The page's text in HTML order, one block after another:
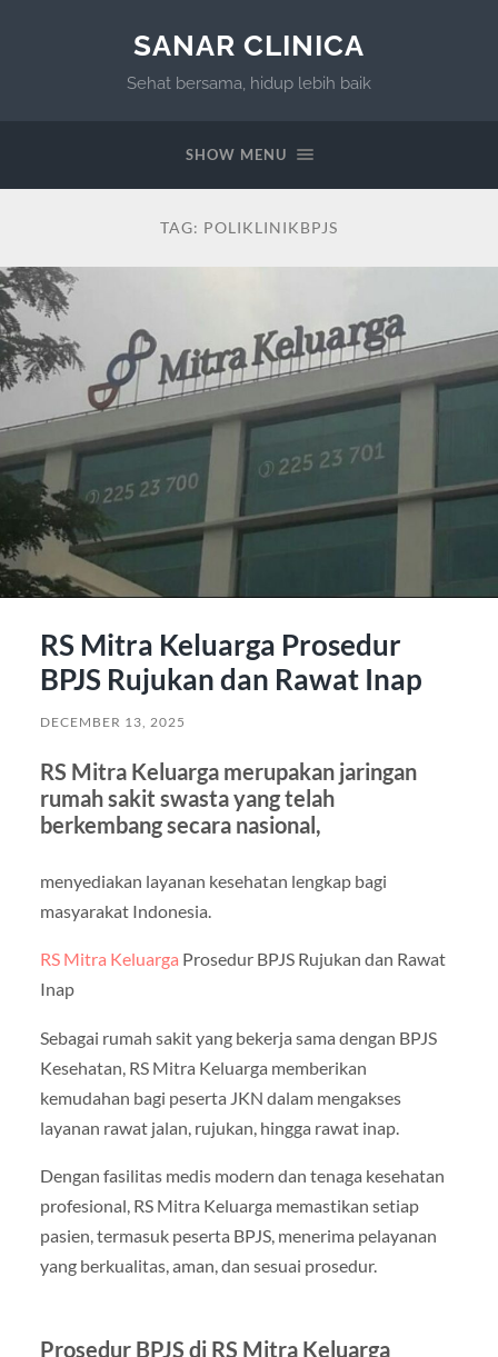
SANAR CLINICA
Sehat bersama, hidup lebih baik
SHOW MENU
TAG: POLIKLINIKBPJS
RS Mitra Keluarga Prosedur
BPJS Rujukan dan Rawat Inap
DECEMBER 13, 2025
RS Mitra Keluarga merupakan jaringan
rumah sakit swasta yang telah
berkembang secara nasional,
menyediakan layanan kesehatan lengkap bagi
masyarakat Indonesia.
RS Mitra Keluarga Prosedur BPJS Rujukan dan Rawat
Inap
Sebagai rumah sakit yang bekerja sama dengan BPJS
Kesehatan, RS Mitra Keluarga memberikan
kemudahan bagi peserta JKN dalam mengakses
layanan rawat jalan, rujukan, hingga rawat inap.
Dengan fasilitas medis modern dan tenaga kesehatan
profesional, RS Mitra Keluarga memastikan setiap
pasien, termasuk peserta BPJS, menerima pelayanan
yang berkualitas, aman, dan sesuai prosedur.
Prosedur BPJS di RS Mitra Keluarga